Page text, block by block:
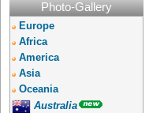
Photo-Gallery
Europe
Africa
America
Asia
Oceania
Australia